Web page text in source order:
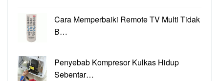
Cara Memperbaiki Remote TV Multi Tidak
B…
Penyebab Kompresor Kulkas Hidup
Sebentar…